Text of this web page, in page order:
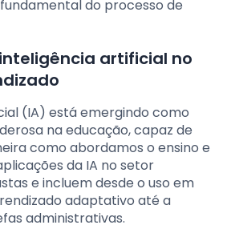
do processo de
artificial no
(IA) está emergindo como
na educação, capaz de
como abordamos o ensino e
da IA no setor
e incluem desde o uso em
adaptativo até a
administrativas.